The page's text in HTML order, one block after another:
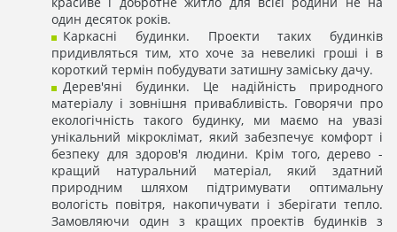
один десяток років.
Каркасні будинки. Проекти таких будинків
придивляться тим, хто хоче за невеликі гроші і в
короткий термін побудувати затишну заміську дачу.
Дерев'яні будинки. Це надійність природного
матеріалу і зовнішня привабливість. Говорячи про
екологічність такого будинку, ми маємо на увазі
унікальний мікроклімат, який забезпечує комфорт і
безпеку для здоров'я людини. Крім того, дерево -
кращий натуральний матеріал, який здатний
природним шляхом підтримувати оптимальну
вологість повітря, накопичувати і зберігати тепло.
Замовляючи один з кращих проектів будинків з